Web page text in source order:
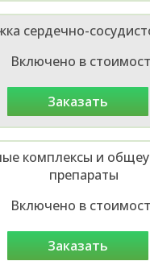
сердечно-
Включено в
заказать
комплексы и
препараты
Включено в
заказать